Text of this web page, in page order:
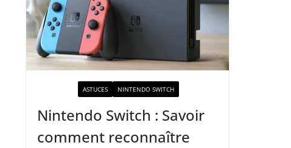
ASTUCES NINTENDO SWITCH
Nintendo Switch : Savoir
comment reconnaître